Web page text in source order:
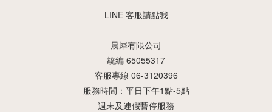
LINE 客服請點我
晨犀有限公司
統編 65055317
客服專線 06-3120396
服務時間：平日下午1點-5點
週末及連假暫停服務